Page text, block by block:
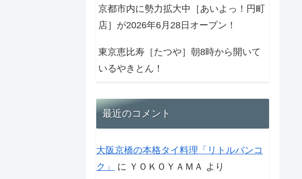
京都市内に勢力拡大中［あいよっ！円町
店］が2026年6月28日オープン！
東京恵比寿［たつや］朝8時から開いて
いるやきとん！
最近のコメント
大阪京橋の本格タイ料理「リトルバンコ
ク」
に ＹＯＫＯＹＡＭＡ より